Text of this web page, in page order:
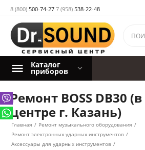
8 (800) 500-74-27 7 (958) 538-22-48
Каталог
приборов
Ремонт BOSS DB30
центре г. Казань)
Главная / Ремонт музыкального оборудования /
Ремонт электронных ударных инструментов /
Аксессуары для ударных инструментов /